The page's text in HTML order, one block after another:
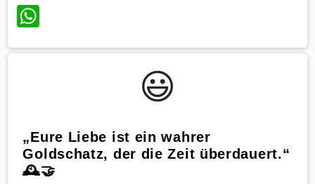
WhatsApp
😃️
„Eure Liebe ist ein wahrer
Goldschatz, der die Zeit überdauert.“
🕰️🤝